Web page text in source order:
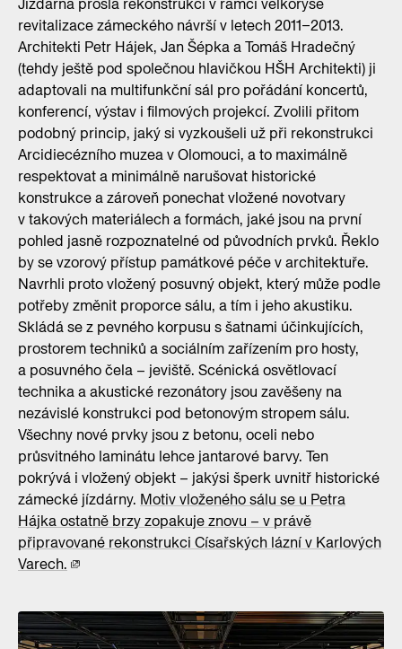
revitalizace zámeckého návrší v letech 2011–2013.
Architekti Petr Hájek, Jan Šépka a Tomáš Hradečný
(tehdy ještě pod společnou hlavičkou HŠH Architekti) ji
adaptovali na multifunkční sál pro pořádání koncertů,
konferencí, výstav i filmových projekcí. Zvolili přitom
podobný princip, jaký si vyzkoušeli už při rekonstrukci
Arcidiecézního muzea v Olomouci, a to maximálně
respektovat a minimálně narušovat historické
konstrukce a zároveň ponechat vložené novotvary
v takových materiálech a formách, jaké jsou na první
pohled jasně rozpoznatelné od původních prvků. Řeklo
by se vzorový přístup památkové péče v architektuře.
Navrhli proto vložený posuvný objekt, který může podle
potřeby změnit proporce sálu, a tím i jeho akustiku.
Skládá se z pevného korpusu s šatnami účinkujících,
prostorem techniků a sociálním zařízením pro hosty,
a posuvného čela – jeviště. Scénická osvětlovací
technika a akustické rezonátory jsou zavěšeny na
nezávislé konstrukci pod betonovým stropem sálu.
Všechny nové prvky jsou z betonu, oceli nebo
průsvitného laminátu lehce jantarové barvy. Ten
pokrývá i vložený objekt – jakýsi šperk uvnitř historické
zámecké jízdárny. Motiv vloženého sálu se u Petra
Hájka ostatně brzy zopakuje znovu – v právě
připravované rekonstrukci Císařských lázní v Karlových
Varech.